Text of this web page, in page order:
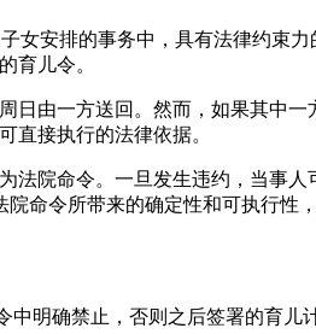
女安排的事务中，具有法律约束
育儿令。
由一方送回。然而，如果其中
直接执行的法律依据。
院命令。一旦发生违约，当事人
院命令所带来的确定性和可执行
明确禁止，否则之后签署的育儿